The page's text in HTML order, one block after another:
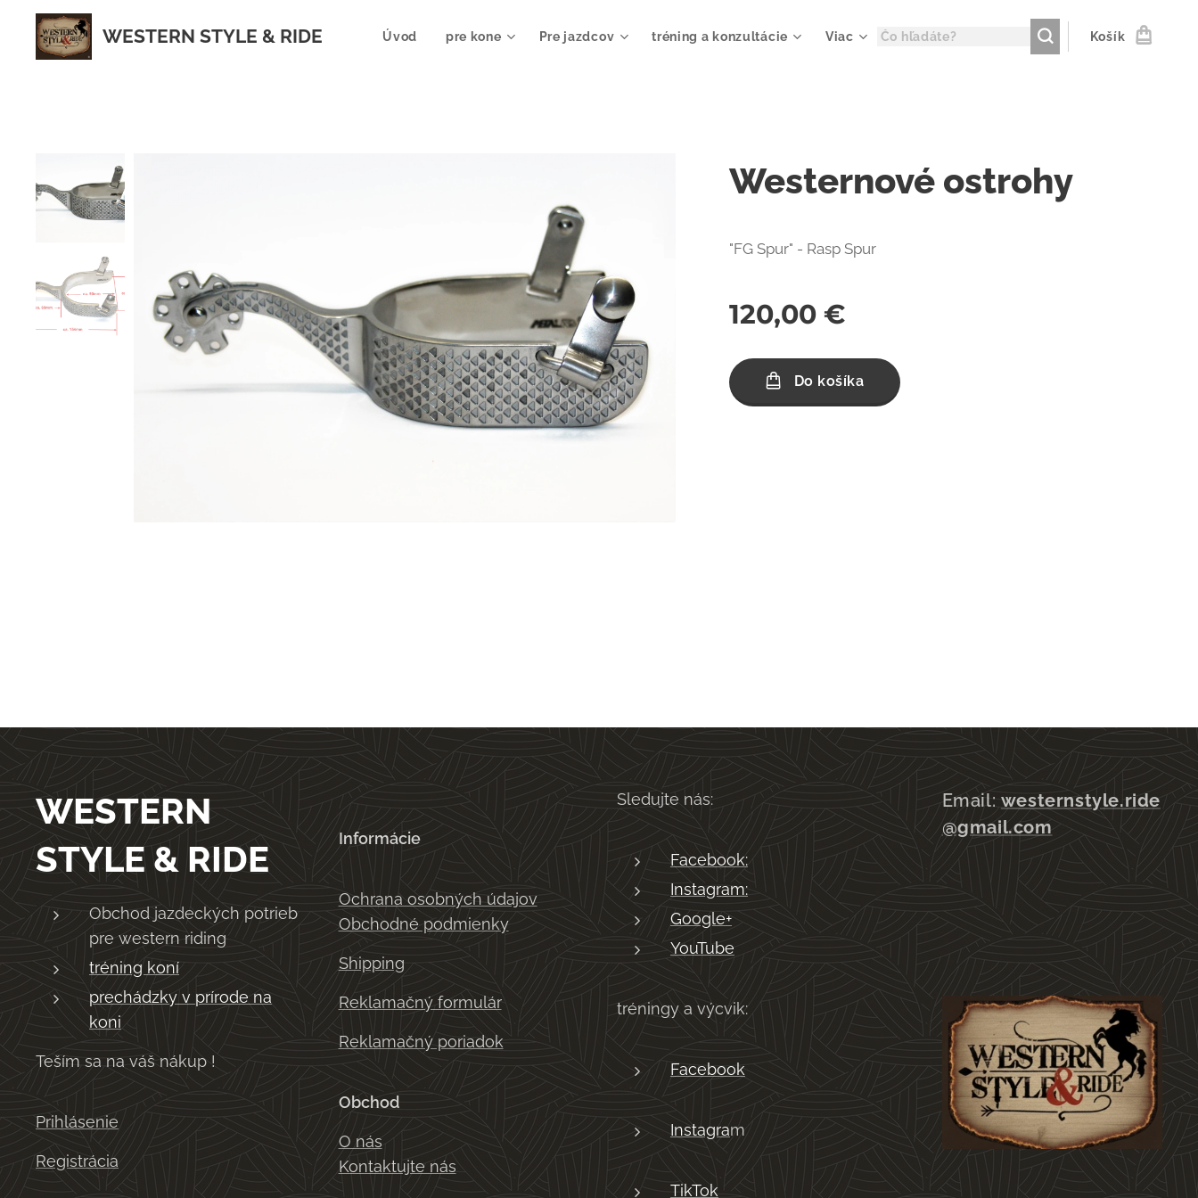
WESTERN STYLE & RIDE Úvod pre kone Pre jazdcov tréning a konzultácie Viac Košík
Westernové ostrohy
"FG Spur" - Rasp Spur
120,00 €
Do košíka
WESTERN
STYLE & RIDE
Obchod jazdeckých potrieb
pre western riding
tréning koní
prechádzky v prírode na
koni
Teším sa na váš nákup !
Prihlásenie
Registrácia
Informácie
Ochrana osobných údajov
Obchodné podmienky
Shipping
Reklamačný formulár
Reklamačný poriadok
Obchod
O nás
Kontaktujte nás
Sledujte nás:
Facebook:
Instagram:
Google+
YouTube
tréningy a výcvik:
Facebook
Instagram
TikTok
Email: westernstyle.ride
@gmail.com